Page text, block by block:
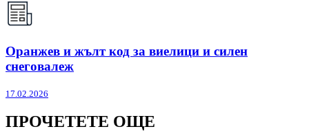
Оранжев и жълт код за виелици и силен
снеговалеж
17.02.2026
ПРОЧЕТЕТЕ ОЩЕ